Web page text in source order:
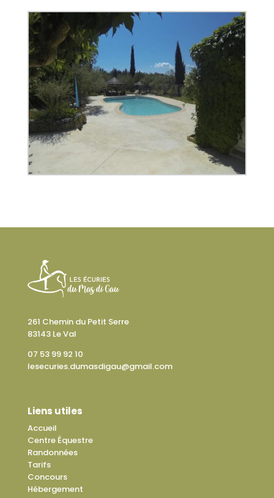
261 Chemin du Petit Serre
83143 Le Val
07 53 99 92 10
lesecuries.dumasdigau@gmail.com
Liens utiles
Accueil
Centre Équestre
Randonnées
Tarifs
Concours
Hébergement